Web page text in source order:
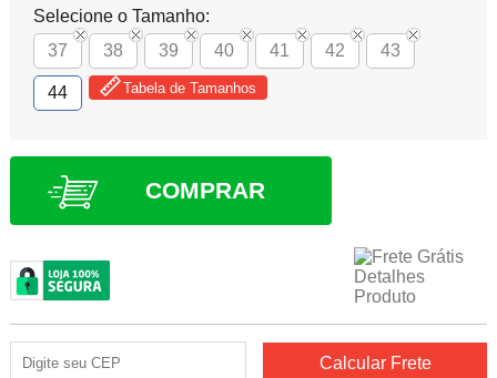
Selecione o Tamanho:
37
38 39 40 41 42 43
44 Tabela de Tamanhos
COMPRAR